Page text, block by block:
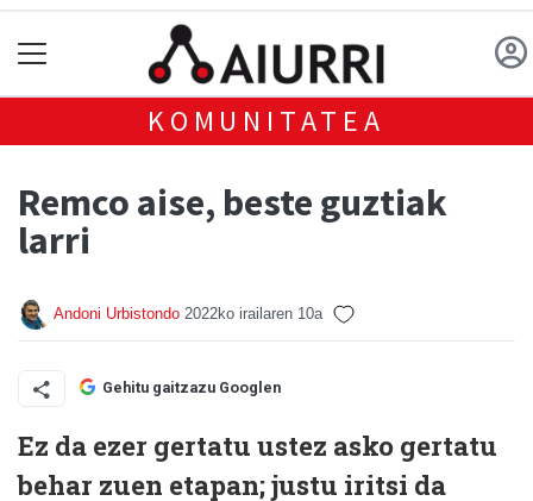
KOMUNITATEA
Remco aise, beste guztiak
larri
Andoni Urbistondo 2022ko irailaren 10a
Gehitu gaitzazu Googlen
Ez da ezer gertatu ustez asko gertatu
behar zuen etapan; justu iritsi da